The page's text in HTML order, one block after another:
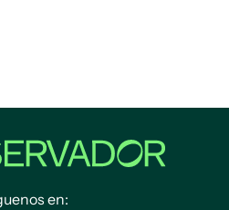
en: